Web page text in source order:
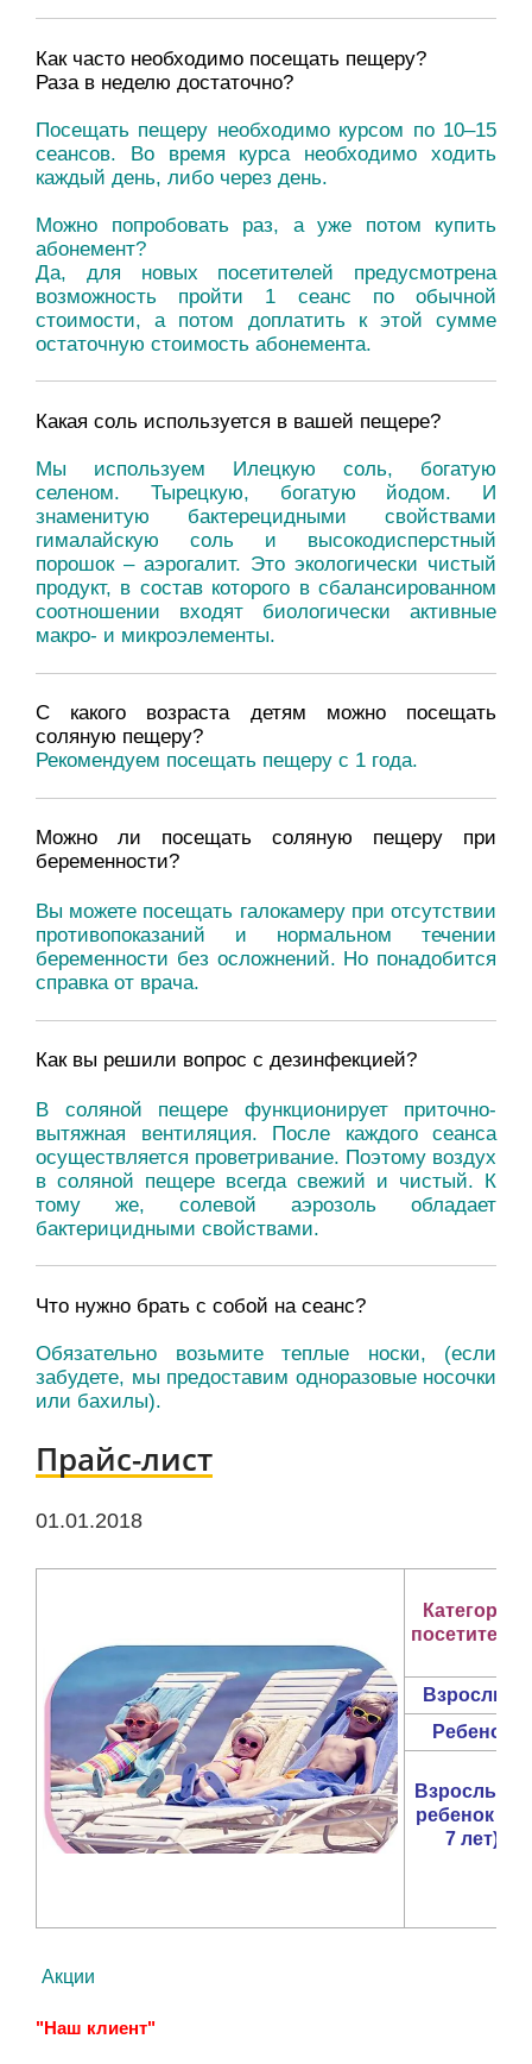
Как часто необходимо посещать пещеру?
Раза в неделю достаточно?
Посещать пещеру необходимо курсом по 10–15
сеансов. Во время курса необходимо ходить
каждый день, либо через день.
Можно попробовать раз, а уже потом купить
абонемент?
Да, для новых посетителей предусмотрена
возможность пройти 1 сеанс по обычной
стоимости, а потом доплатить к этой сумме
остаточную стоимость абонемента.
Какая соль используется в вашей пещере?
Мы используем Илецкую соль, богатую
селеном. Тырецкую, богатую йодом. И
знаменитую бактерецидными свойствами
гималайскую соль и высокодисперстный
порошок – аэрогалит. Это экологически чистый
продукт, в состав которого в сбалансированном
соотношении входят биологически активные
макро- и микроэлементы.
С какого возраста детям можно посещать
соляную пещеру?
Рекомендуем посещать пещеру с 1 года.
Можно ли посещать соляную пещеру при
беременности?
Вы можете посещать галокамеру при отсутствии
противопоказаний и нормальном течении
беременности без осложнений. Но понадобится
справка от врача.
Как вы решили вопрос с дезинфекцией?
В соляной пещере функционирует приточно-
вытяжная вентиляция. После каждого сеанса
осуществляется проветривание. Поэтому воздух
в соляной пещере всегда свежий и чистый. К
тому же, солевой аэрозоль обладает
бактерицидными свойствами.
Что нужно брать с собой на сеанс?
Обязательно возьмите теплые носки, (если
забудете, мы предоставим одноразовые носочки
или бахилы).
Прайс-лист
01.01.2018
Категория
посетителей
Взрослый
Ребенок
Взрослый +
ребенок(до
7 лет)
Акции
"Наш клиент"